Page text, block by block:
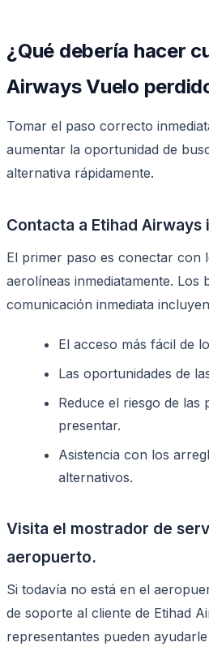
¿Qué debería hacer
Airways Vuelo
Tomar el paso correcto
aumentar la oportunidad de
alternativa rápidamente.
Contacta a Etihad
El primer paso es conectar con
aerolíneas inmediatamente. Los
comunicación inmediata
El acceso más fácil de
Las oportunidades de
Reduce el riesgo de las
presentar.
Asistencia con los
alternativos.
Visita el mostrador de
aeropuerto.
Si todavía no está en el
de soporte al cliente de Etihad
representantes pueden